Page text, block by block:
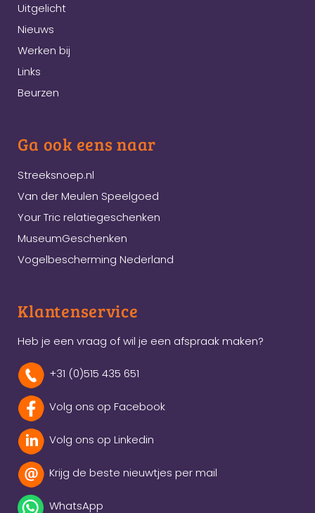
Uitgelicht
Nieuws
Werken bij
Links
Beurzen
Ga ook eens naar
Streeksnoep.nl
Van der Meulen Speelgoed
Your Tric relatiegeschenken
MuseumGeschenken
Vogelbescherming Nederland
Klantenservice
Heb je een vraag of wil je een afspraak maken?
+31 (0)515 435 651
Volg ons op Facebook
Volg ons op Linkedin
Krijg de beste nieuwtjes per mail
WhatsApp